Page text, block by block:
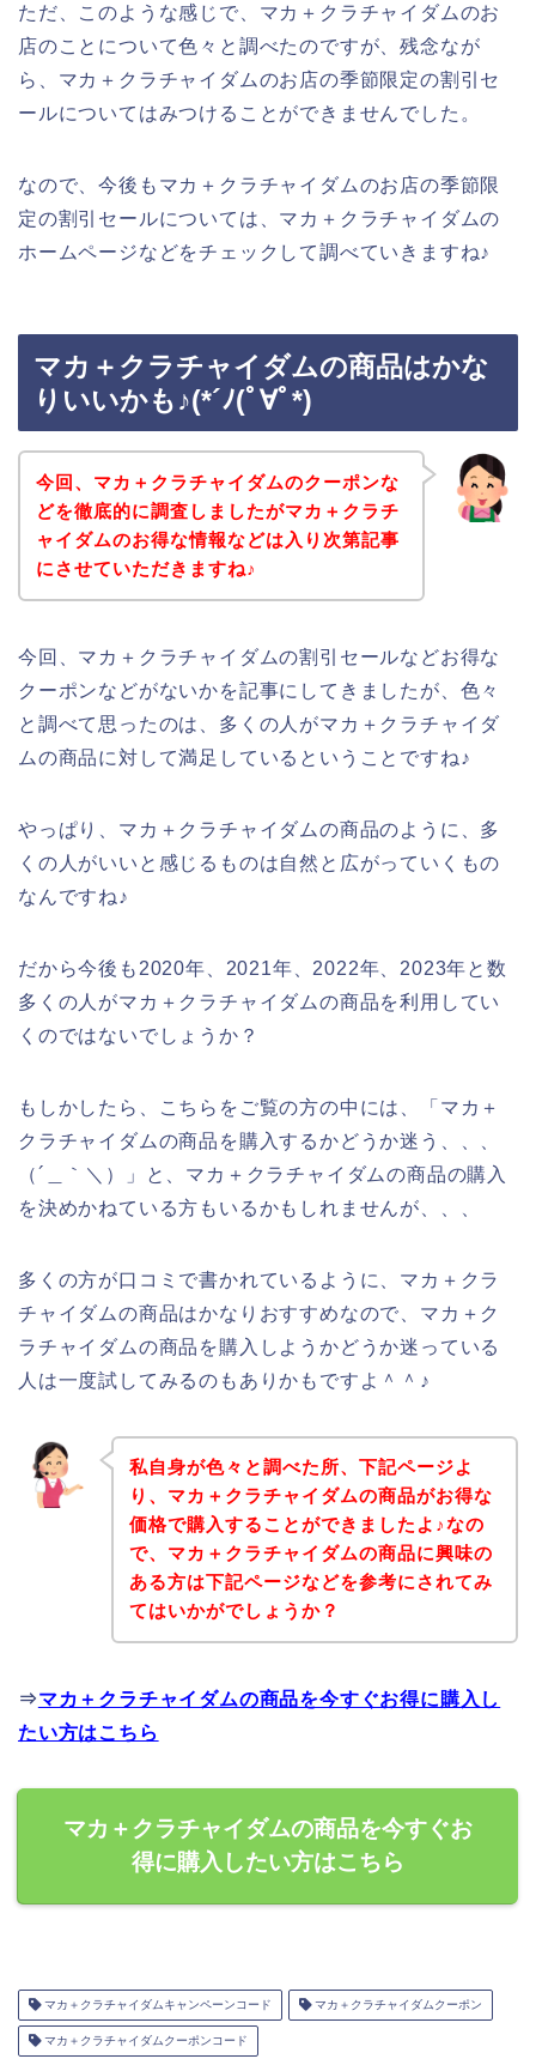
ただ、このような感じで、マカ＋クラチャイダムのお
店のことについて色々と調べたのですが、残念なが
ら、マカ＋クラチャイダムのお店の季節限定の割引セ
ールについてはみつけることができませんでした。
なので、今後もマカ＋クラチャイダムのお店の季節限
定の割引セールについては、マカ＋クラチャイダムの
ホームページなどをチェックして調べていきますね♪
マカ＋クラチャイダムの商品はかな
りいいかも♪(*´ﾉ(ﾟ∀ﾟ*)
今回、マカ＋クラチャイダムのクーポンな
どを徹底的に調査しましたがマカ＋クラチ
ャイダムのお得な情報などは入り次第記事
にさせていただきますね♪
今回、マカ＋クラチャイダムの割引セールなどお得な
クーポンなどがないかを記事にしてきましたが、色々
と調べて思ったのは、多くの人がマカ＋クラチャイダ
ムの商品に対して満足しているということですね♪
やっぱり、マカ＋クラチャイダムの商品のように、多
くの人がいいと感じるものは自然と広がっていくもの
なんですね♪
だから今後も2020年、2021年、2022年、2023年と数
多くの人がマカ＋クラチャイダムの商品を利用してい
くのではないでしょうか？
もしかしたら、こちらをご覧の方の中には、「マカ＋
クラチャイダムの商品を購入するかどうか迷う、、、
（´＿｀＼）」と、マカ＋クラチャイダムの商品の購入
を決めかねている方もいるかもしれませんが、、、
多くの方が口コミで書かれているように、マカ＋クラ
チャイダムの商品はかなりおすすめなので、マカ＋ク
ラチャイダムの商品を購入しようかどうか迷っている
人は一度試してみるのもありかもですよ＾＾♪
私自身が色々と調べた所、下記ページよ
り、マカ＋クラチャイダムの商品がお得な
価格で購入することができましたよ♪なの
で、マカ＋クラチャイダムの商品に興味の
ある方は下記ページなどを参考にされてみ
てはいかがでしょうか？
⇒マカ＋クラチャイダムの商品を今すぐお得に購入し
たい方はこちら
マカ＋クラチャイダムの商品を今すぐお
得に購入したい方はこちら
マカ＋クラチャイダムキャンペーンコード マカ＋クラチャイダムクーポン
マカ＋クラチャイダムクーポンコード